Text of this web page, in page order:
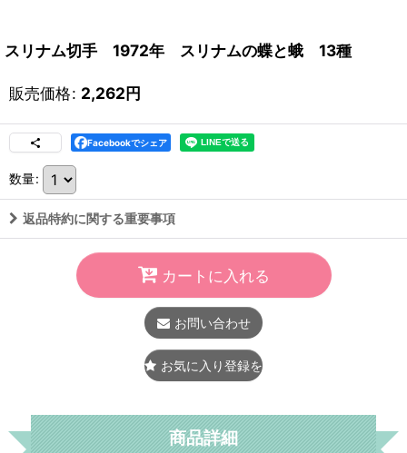
スリナム切手 1972年 スリナムの蝶と蛾 13種
販売価格: 2,262円
Facebookでシェア
数量:
返品特約に関する重要事項
カートに入れる
お問い合わせ
お気に入り登録をする
商品詳細